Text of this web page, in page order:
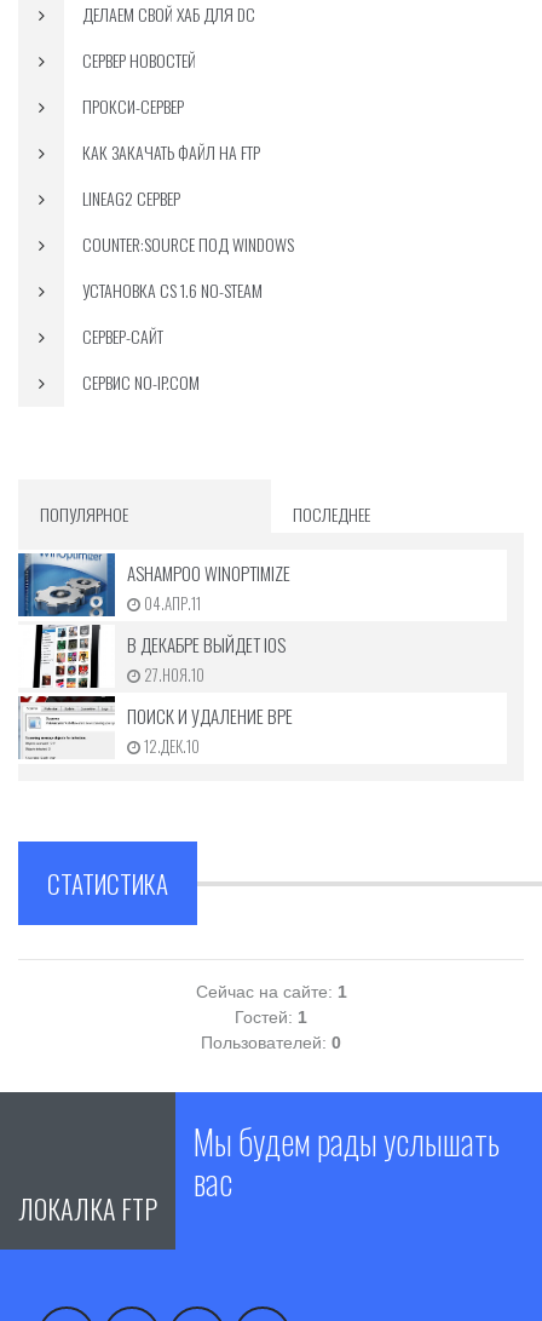
ДЕЛАЕМ СВОЙ ХАБ ДЛЯ DC
СЕРВЕР НОВОСТЕЙ
ПРОКСИ-СЕРВЕР
КАК ЗАКАЧАТЬ ФАЙЛ НА FTP
LINEAG2 СЕРВЕР
COUNTER:SOURCE ПОД WINDOWS
УСТАНОВКА CS 1.6 NO-STEAM
СЕРВЕР-САЙТ
СЕРВИС NO-IP.COM
ПОПУЛЯРНОЕ ПОСЛЕДНЕЕ
ASHAMPOO WINOPTIMIZE
04.АПР.11
В ДЕКАБРЕ ВЫЙДЕТ IOS
27.НОЯ.10
ПОИСК И УДАЛЕНИЕ ВРЕ
12.ДЕК.10
СТАТИСТИКА
Сейчас на сайте: 1
Гостей: 1
Пользователей: 0
ЛОКАЛКА FTP
Мы будем рады услышать
вас